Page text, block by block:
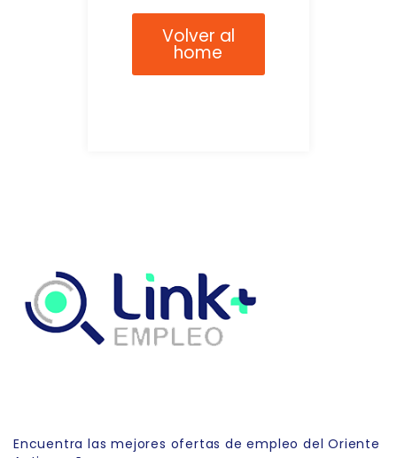
Volver al
home
Encuentra las mejores ofertas de empleo del Oriente